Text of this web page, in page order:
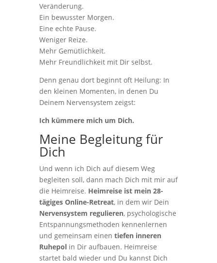
Veränderung.
Ein bewusster Morgen.
Eine echte Pause.
Weniger Reize.
Mehr Gemütlichkeit.
Mehr Freundlichkeit mit Dir selbst.
Denn genau dort beginnt oft Heilung: In
den kleinen Momenten, in denen Du
Deinem Nervensystem zeigst:
Ich kümmere mich um Dich.
Meine Begleitung für
Dich
Und wenn ich Dich auf diesem Weg
begleiten soll, dann mach Dich mit mir auf
die Heimreise. Heimreise ist mein 28-
tägiges Online-Retreat, in dem wir Dein
Nervensystem regulieren, psychologische
Entspannungsmethoden kennenlernen
und gemeinsam einen tiefen inneren
Ruhepolin Dir aufbauen. Heimreise
startet bald wieder und Du kannst Dich